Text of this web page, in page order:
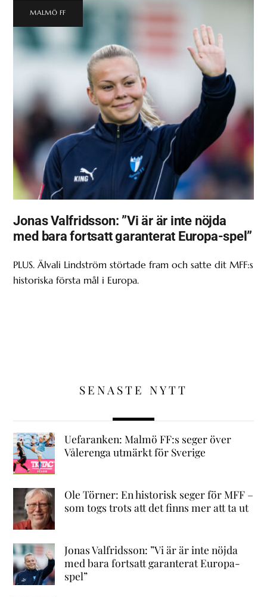
MALMÖ FF
Jonas Valfridsson: ”Vi är är inte nöjda
med bara fortsatt garanterat Europa-spel”
PLUS. Älvali Lindström störtade fram och satte dit MFF:s
historiska första mål i Europa.
SENASTE NYTT
Uefaranken: Malmö FF:s seger över
Vålerenga utmärkt för Sverige
Ole Törner: En historisk seger för MFF –
som togs trots att det finns mer att ta ut
Jonas Valfridsson: ”Vi är är inte nöjda
med bara fortsatt garanterat Europa-
spel”